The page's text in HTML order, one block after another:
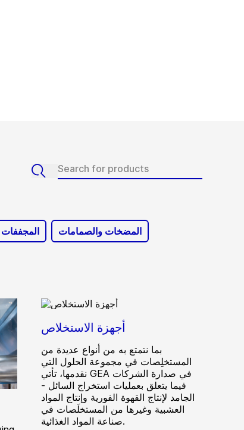
المضخات والصمامات
أجهزة الاستخلاص
بما نتمتع به من أنواع عديدة من
المستخلِصات في مجموعة الحلول التي
نقدمها، تأتي GEA في صدارة الشركات
فيما يتعلق بعمليات استخراج السائل -
الجامد لإنتاج القهوة الفورية وإنتاج المواد
العشبية وغيرها من المستخلَصات في
صناعة المواد الغذائية.